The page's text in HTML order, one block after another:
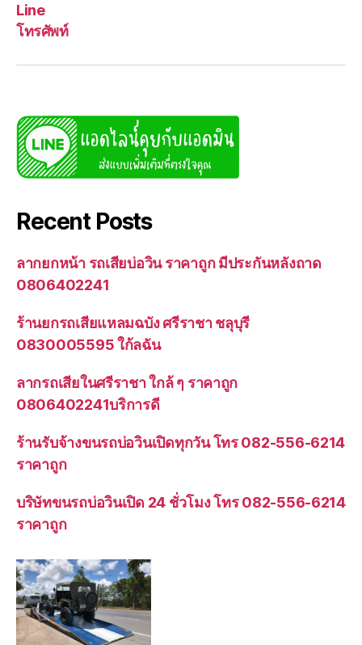
Line
โทรศัพท์
Recent Posts
ลากยกหน้า รถเสียบ่อวิน ราคาถูก มีประกันหลังถาด
0806402241
ร้านยกรถเสียแหลมฉบัง ศรีราชา ชลุบุรี
0830005595 ใก้ลฉัน
ลากรถเสียในศรีราชา ใกล้ ๆ ราคาถูก
0806402241บริการดี
ร้านรับจ้างขนรถบ่อวินเปิดทุกวัน โทร 082-556-6214
ราคาถูก
บริษัทขนรถบ่อวินเปิด 24 ชั่วโมง โทร 082-556-6214
ราคาถูก